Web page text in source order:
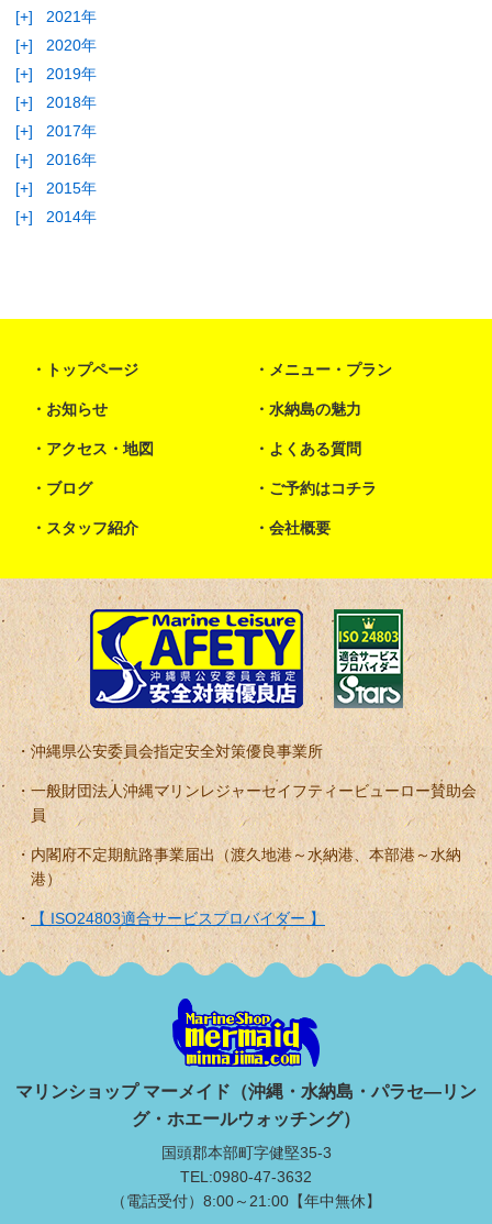
[+]
2021年
[+]
2020年
[+]
2019年
[+]
2018年
[+]
2017年
[+]
2016年
[+]
2015年
[+]
2014年
トップページ メニュー・プラン
お知らせ 水納島の魅力
アクセス・地図 よくある質問
ブログ ご予約はコチラ
スタッフ紹介 会社概要
沖縄県公安委員会指定安全対策優良事業所
一般財団法人沖縄マリンレジャーセイフティービューロー賛助会
員
内閣府不定期航路事業届出（渡久地港～水納港、本部港～水納
港）
【 ISO24803適合サービスプロバイダー 】
マリンショップ マーメイド（沖縄・水納島・パラセ―リン
グ・ホエールウォッチング）
国頭郡本部町字健堅35-3
TEL:0980-47-3632
（電話受付）8:00～21:00【年中無休】